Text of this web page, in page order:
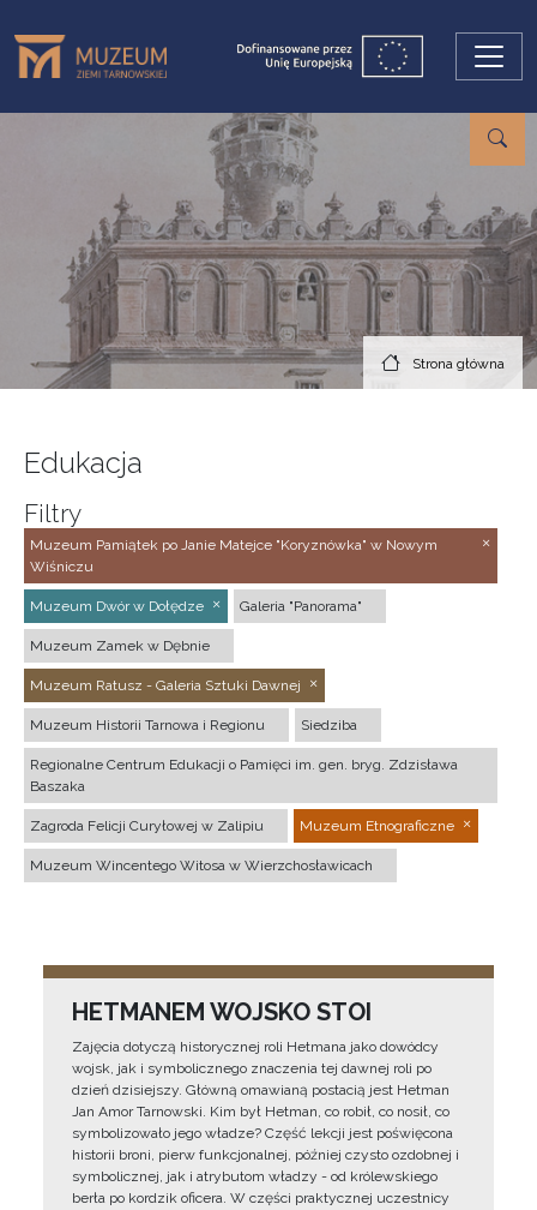
Strona główna
Edukacja
Filtry
Muzeum Pamiątek po Janie Matejce "Koryznówka" w Nowym
Wiśniczu
Muzeum Dwór w Dołędze Galeria "Panorama"
Muzeum Zamek w Dębnie
Muzeum Ratusz - Galeria Sztuki Dawnej
Muzeum Historii Tarnowa i Regionu Siedziba
Regionalne Centrum Edukacji o Pamięci im. gen. bryg. Zdzisława
Baszaka
Zagroda Felicji Curyłowej w Zalipiu Muzeum Etnograficzne
Muzeum Wincentego Witosa w Wierzchosławicach
HETMANEM WOJSKO STOI
Zajęcia dotyczą historycznej roli Hetmana jako dowódcy
wojsk, jak i symbolicznego znaczenia tej dawnej roli po
dzień dzisiejszy. Główną omawianą postacią jest Hetman
Jan Amor Tarnowski. Kim był Hetman, co robił, co nosił, co
symbolizowało jego władze? Część lekcji jest poświęcona
historii broni, pierw funkcjonalnej, później czysto ozdobnej i
symbolicznej, jak i atrybutom władzy - od królewskiego
berła po kordzik oficera. W części praktycznej uczestnicy